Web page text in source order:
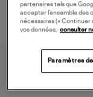
partenaires tels que
accepter l’ensemble des
nécessaires (« Continuer
vos données, consulter
Paramètres